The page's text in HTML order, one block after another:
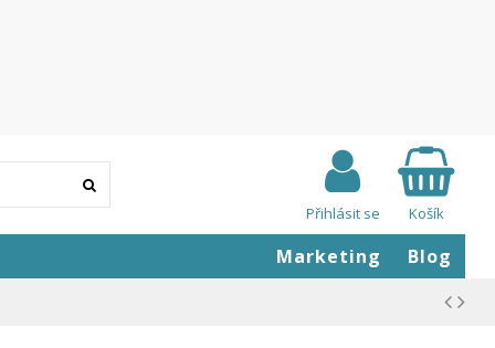
Přihlásit se Košík
Blog
Marketing